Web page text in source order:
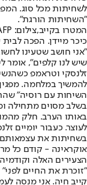
לשחיתות מכל סוג.
"השחיתות הורגת".
המטרו בקייב,צילום: AFP
כיכר מיידן. הפכה לבית
"אני חושב שטעינו
שיש לנו קלפים", אומר
זלנסקי וטראמפ
להמשיך במלחמה.
השיחות עם רוסיה"
בשלב מסוים מתחילה
באותו הערב. חלק
לעוצר. כעבור יומיים
בשחיתות את
אוקראינה - קודם כל
הצעירים האלה
"זוכרת את החיים לפני"
קייב חיה. אני מנסה